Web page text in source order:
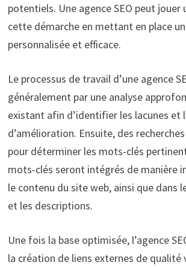
potentiels. Une agence SEO peut jouer
cette démarche en mettant en place
personnalisée et efficace.
Le processus de travail d’une agence
généralement par une analyse
existant afin d’identifier les lacunes et
d’amélioration. Ensuite, des
pour déterminer les mots-clés
mots-clés seront intégrés de manière
le contenu du site web, ainsi que dans
et les descriptions.
Une fois la base optimisée, l’agence
la création de liens externes de qualité